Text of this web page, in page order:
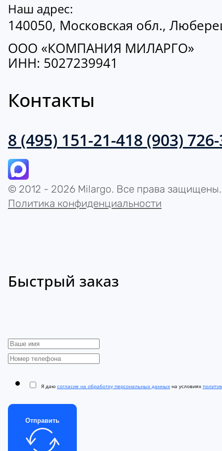
Наш адрес:
140050, Московская обл.,
ООО «КОМПАНИЯ МИЛАРГО»
ИНН: 5027239941
Контакты
8 (495) 151-21-418 (903)
© 2012 - 2026 Milargo. Все права защищены.
Политика конфиденциальности
Быстрый заказ
Я даю согласие на обработку персональных данных на условиях
Отправить